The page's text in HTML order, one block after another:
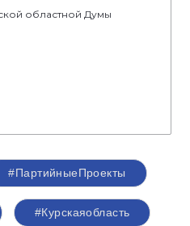
областной Думы
#ПартийныеПроекты
#Курскаяобласть